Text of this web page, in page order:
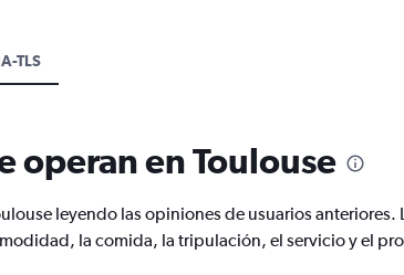
TLS
operan en Toulouse
leyendo las opiniones de usuarios anteriores.
la comida, la tripulación, el servicio y el